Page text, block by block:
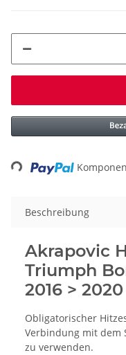
Beschreibung
Akrapovic
Triumph
2016 > 2020
Obligatorischer
Verbindung mit dem
zu verwenden.